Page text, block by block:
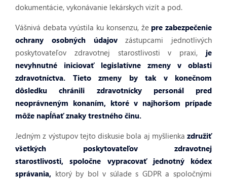
dokumentácie, vykonávanie lekárskych vizít a pod.
Vášnivá debata vyústila ku konsenzu, že pre zabezpečenie
ochrany osobných údajovzástupcami jednotlivých
poskytovateľov zdravotnej starostlivosti v praxi, je
nevyhnutné iniciovať legislatívne zmeny v oblasti
zdravotníctva. Tieto zmeny by tak v konečnom
dôsledku chránili zdravotnícky personál pred
neoprávneným konaním, ktoré v najhoršom prípade
môže napĺňať znaky trestného činu.
Jedným z výstupov tejto diskusie bola aj myšlienka združiť
všetkých poskytovateľov zdravotnej
starostlivosti,
spoločne vypracovať jednotný kódex
správania, ktorý by bol v súlade s GDPR a spoločnými